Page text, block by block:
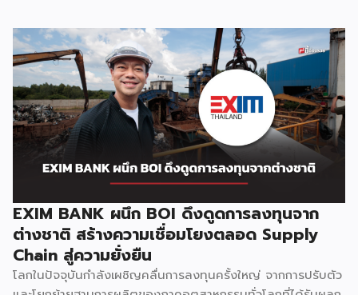
AKIKO ‘ S TEA สร้างจุดเด่นด้วยการมีเมนูให้เลือกเยอะถึง 90
เมนู ไม่ว่าจะเป็นชีสเบิร์น ชาไต้หวัน ชาไทย ชาเขียว มัทฉะ กาแฟ
โบราณ ชาผลไม้ ชามะลิ สมูทตี้ เมนูผสมนม และอื่น ๆ โดยแต่ละ
เมนูนั้นเป็นสูตรที่คิดต้นขึ้นเอง สร้างความเป็นเอกลักษณ์เฉพาะตัว
ที่ไม่เหมือนใคร เช่น CHEESE BURN SERIES (ชีสเบิร์นซีรี่) เป็น
หมวดเมนูขายดีอันดับหนึ่ง ซึ่งทางแบรนด์คิดค้นสูตรครีมชีสให้มี
ความนุ่ม ละมุน รสชาติอร่อย ไม่เหมือนใคร เพราะใช้ครีมชีสแท้
เป็นวัตถุดิบหลัก นอกจากนี้ AKIKO´S TEA ยังให้ความสำคัญใน
การคัดเลือกใบชา ที่เป็นวัตถุดิบหลักของเครื่องดื่มแต่ละแก้ว โดย
ต้องการให้เครื่องดื่มแต่ละเมนูมีรสชาติที่ดี […]
EXIM BANK ผนึก BOI ดึงดูดการลงทุนจาก
ต่างชาติ สร้างความเชื่อมโยงตลอด Supply
Chain สู่ความยั่งยืน
โลกในปัจจุบันกำลังเผชิญคลื่นการลงทุนครั้งใหญ่ จากการปรับตัว